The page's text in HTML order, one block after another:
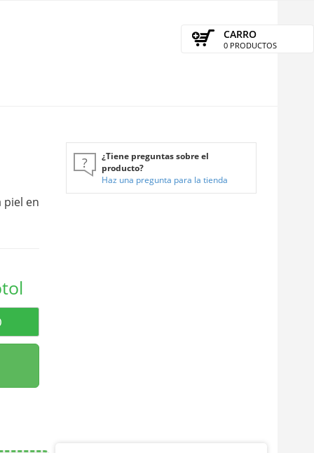
CARRO
0 PRODUCTOS
piel en
?
¿Tiene preguntas sobre el
producto?
Haz una pregunta para la tienda